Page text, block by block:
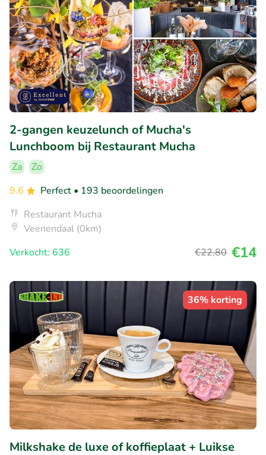
2-gangen keuzelunch of Mucha's
Lunchboom bij Restaurant Mucha
Za
Zo
9.6
Perfect • 193 beoordelingen
Restaurant Mucha
Veenendaal (0km)
Verkocht: 636
€22,80 €14
36% korting
Milkshake de luxe of koffieplaat + Luikse